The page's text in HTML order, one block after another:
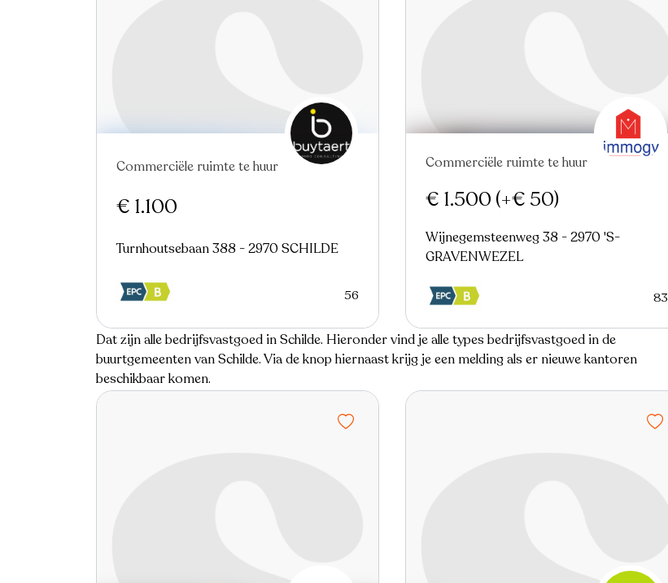
Commerciële ruimte te huur
€ 1.100
Turnhoutsebaan 388 - 2970 SCHILDE
56
Virtual tour
Commerciële ruimte te huur
€ 1.500 (+€ 50)
Wijnegemsteenweg 38 - 2970 'S-
GRAVENWEZEL
83
Dat zijn alle bedrijfsvastgoed in Schilde. Hieronder vind je alle types bedrijfsvastgoed in de
buurtgemeenten van Schilde. Via de knop hiernaast krijg je een melding als er nieuwe kantoren
beschikbaar komen.